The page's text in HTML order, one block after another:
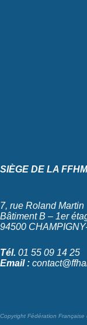
SIÈGE DE LA FFHM
7, rue Roland Martin
Bâtiment B – 1er
94500
Tél. 01 55 09 14 25
Email :
Copyright Fédération Française